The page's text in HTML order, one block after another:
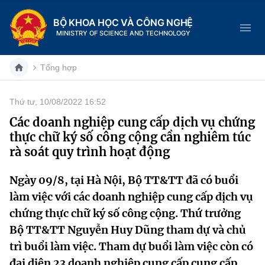
BỘ KHOA HỌC VÀ CÔNG NGHỆ
MINISTRY OF SCIENCE AND TECHNOLOGY
Danh mục
Trang chủ
Chức năng nhiệm vụ
Cơ cấu tổ chức
Lịch sử phát triển
Tin tức sự kiện
Khoa học và Công nghệ
Đổi mới sáng tạo
Dịch vụ công
Hệ thống văn bản
Tổng hợp
Thứ tư, 10/08/2022 16:52
Các doanh nghiệp cung cấp dịch vụ chứng
thực chữ ký số công cộng cần nghiêm túc
rà soát quy trình hoạt động
Ngày 09/8, tại Hà Nội, Bộ TT&TT đã có buổi
làm việc với các doanh nghiệp cung cấp dịch vụ
chứng thực chữ ký số công cộng. Thứ trưởng
Bộ TT&TT Nguyễn Huy Dũng tham dự và chủ
trì buổi làm việc. Tham dự buổi làm việc còn có